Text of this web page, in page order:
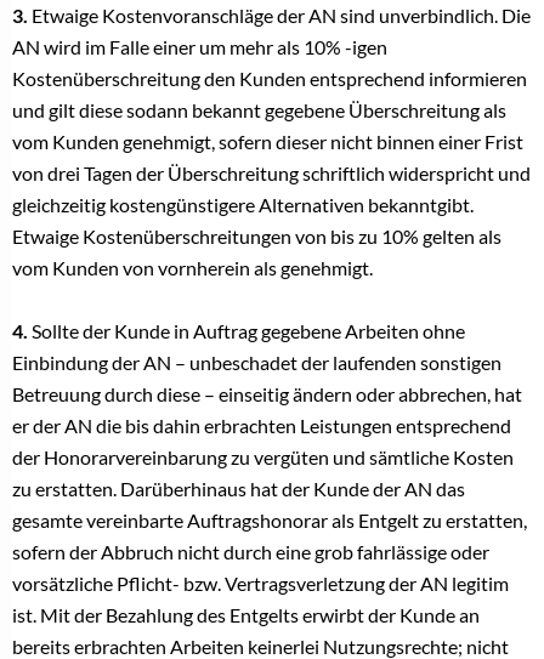
3. Etwaige Kostenvoranschläge der AN sind unverbindlich. Die
AN wird im Falle einer um mehr als 10% -igen
Kostenüberschreitung den Kunden entsprechend informieren
und gilt diese sodann bekannt gegebene Überschreitung als
vom Kunden genehmigt, sofern dieser nicht binnen einer Frist
von drei Tagen der Überschreitung schriftlich widerspricht und
gleichzeitig kostengünstigere Alternativen bekanntgibt.
Etwaige Kostenüberschreitungen von bis zu 10% gelten als
vom Kunden von vornherein als genehmigt.
4. Sollte der Kunde in Auftrag gegebene Arbeiten ohne
Einbindung der AN – unbeschadet der laufenden sonstigen
Betreuung durch diese – einseitig ändern oder abbrechen, hat
er der AN die bis dahin erbrachten Leistungen entsprechend
der Honorarvereinbarung zu vergüten und sämtliche Kosten
zu erstatten. Darüberhinaus hat der Kunde der AN das
gesamte vereinbarte Auftragshonorar als Entgelt zu erstatten,
sofern der Abbruch nicht durch eine grob fahrlässige oder
vorsätzliche Pflicht- bzw. Vertragsverletzung der AN legitim
ist. Mit der Bezahlung des Entgelts erwirbt der Kunde an
bereits erbrachten Arbeiten keinerlei Nutzungsrechte; nicht